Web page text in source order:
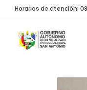
Horarios de atención: